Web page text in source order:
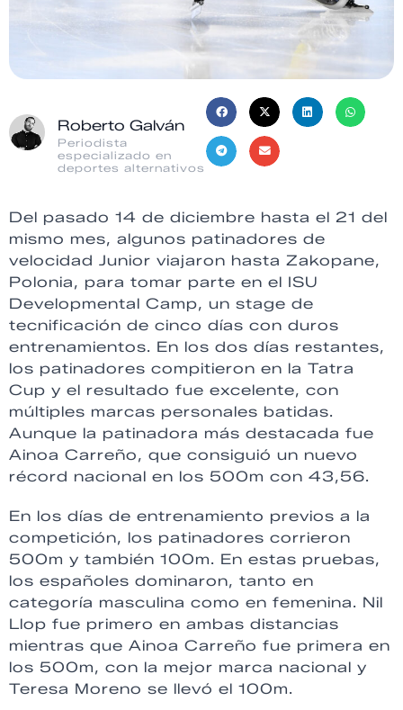
Roberto Galván
Periodista
especializado en
deportes alternativos
Del pasado 14 de diciembre hasta el 21 del
mismo mes, algunos patinadores de
velocidad Junior viajaron hasta Zakopane,
Polonia, para tomar parte en el ISU
Developmental Camp, un stage de
tecnificación de cinco días con duros
entrenamientos. En los dos días restantes,
los patinadores compitieron en la Tatra
Cup y el resultado fue excelente, con
múltiples marcas personales batidas.
Aunque la patinadora más destacada fue
Ainoa Carreño, que consiguió un nuevo
récord nacional en los 500m con 43,56.
En los días de entrenamiento previos a la
competición, los patinadores corrieron
500m y también 100m. En estas pruebas,
los españoles dominaron, tanto en
categoría masculina como en femenina. Nil
Llop fue primero en ambas distancias
mientras que Ainoa Carreño fue primera en
los 500m, con la mejor marca nacional y
Teresa Moreno se llevó el 100m.